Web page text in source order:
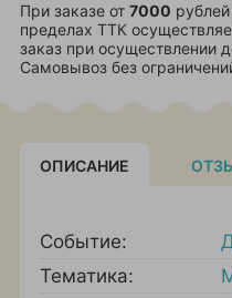
При заказе от 7000
пределах ТТК
заказ при осуществлении
Самовывоз без
ОПИСАНИЕ
Событие:
Тематика: